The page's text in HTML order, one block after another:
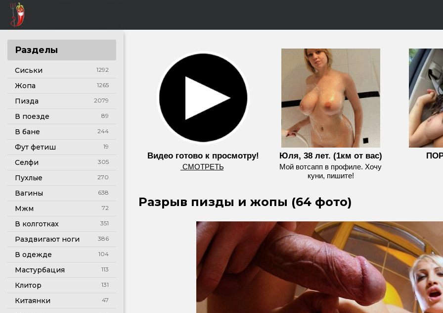
Разделы
Сиськи 1292
Жопа 1265
Пизда 2079
В поезде 89
В бане 244
Фут фетиш 19
Селфи 305
Пухлые 270
Вагины 638
Мжм 72
В колготках 351
Раздвигают ноги 386
В одежде 104
Мастурбация 113
Клитор 131
Китаянки 47
Видео готово к просмотру!
͟С͟М͟О͟Т͟Р͟Е͟Т͟Ь
Юля, 38 лет. (1км от вас)
Мой вотсапп в профиле. Хочу
куни, пишите!
Разрыв пизды и жопы (64 фото)